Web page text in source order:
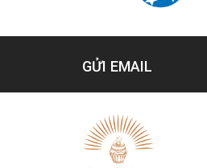
GỬI EMAIL